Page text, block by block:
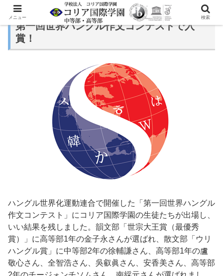
第一回世界ハングル作文コンテストで入
賞！
ハングル世界化運動連合で開催した「第一回世界ハングル
作文コンテスト」にコリア国際学園の生徒たちが出場し、
いい結果を残しました。韻文部「世宗大王賞（最優秀
賞）」に高等部1年の金子永さんが選ばれ、散文部「ウリ
ハングル賞」に中等部2年の徐輔謙さん、高等部1年の盧
敬心さん、全智浩さん、吳叡眞さん、安香美さん、高等部
メニュー 検索